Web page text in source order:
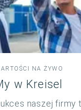
NA ŻYWO
w Kreisel
naszej firmy